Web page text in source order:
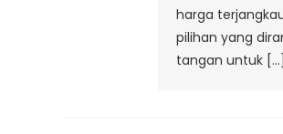
harga
pilihan yang
tangan untuk […]